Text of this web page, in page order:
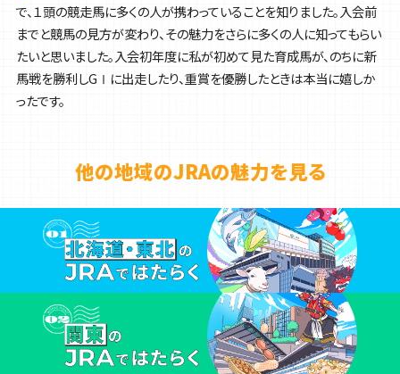
で、１頭の競走馬に多くの人が携わっていることを知りました。入会前
までと競馬の見方が変わり、その魅力をさらに多くの人に知ってもらい
たいと思いました。入会初年度に私が初めて見た育成馬が、のちに新
馬戦を勝利しGⅠに出走したり、重賞を優勝したときは本当に嬉しか
ったです。
他の地域のJRAの魅力を見る